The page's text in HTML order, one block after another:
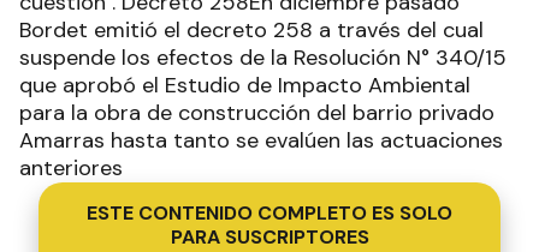
Bordet emitió el decreto 258 a través del cual
suspende los efectos de la Resolución N° 340/15
que aprobó el Estudio de Impacto Ambiental
para la obra de construcción del barrio privado
Amarras hasta tanto se evalúen las actuaciones
anteriores
ESTE CONTENIDO COMPLETO ES SOLO
PARA SUSCRIPTORES